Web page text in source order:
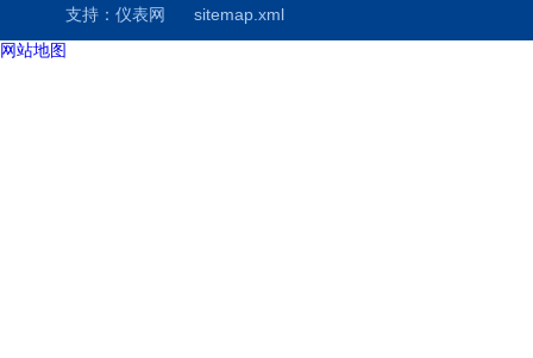
支持： 仪表网
sitemap.xml
网站地图